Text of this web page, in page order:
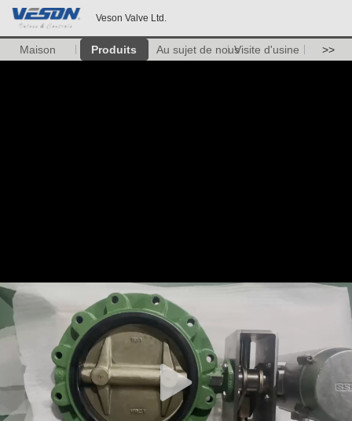
Veson Valve Ltd.
Maison Produits Au sujet de nousVisite d'usine >>